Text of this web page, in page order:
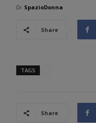
Di SpazioDonna
Share
TAGS
Share